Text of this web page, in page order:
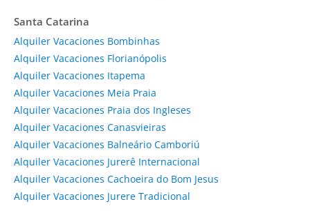
Santa Catarina
Alquiler Vacaciones Bombinhas
Alquiler Vacaciones Florianópolis
Alquiler Vacaciones Itapema
Alquiler Vacaciones Meia Praia
Alquiler Vacaciones Praia dos Ingleses
Alquiler Vacaciones Canasvieiras
Alquiler Vacaciones Balneário Camboriú
Alquiler Vacaciones Jurerê Internacional
Alquiler Vacaciones Cachoeira do Bom Jesus
Alquiler Vacaciones Jurere Tradicional